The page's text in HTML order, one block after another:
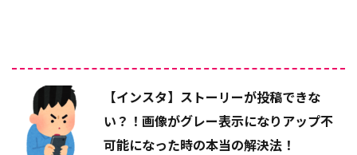
【インスタ】ストーリーが投稿できな
い？！画像がグレー表示になりアップ不
可能になった時の本当の解決法！